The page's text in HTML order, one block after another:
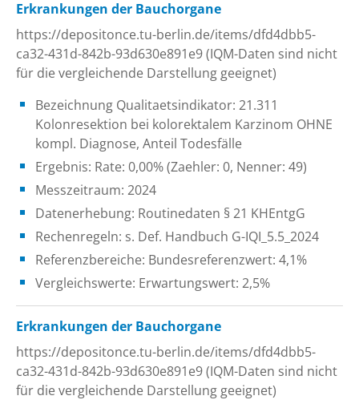
Erkrankungen der Bauchorgane
https://depositonce.tu-berlin.de/items/dfd4dbb5-
ca32-431d-842b-93d630e891e9 (IQM-Daten sind nicht
für die vergleichende Darstellung geeignet)
Bezeichnung Qualitaetsindikator: 21.311
Kolonresektion bei kolorektalem Karzinom OHNE
kompl. Diagnose, Anteil Todesfälle
Ergebnis: Rate: 0,00% (Zaehler: 0, Nenner: 49)
Messzeitraum: 2024
Datenerhebung: Routinedaten § 21 KHEntgG
Rechenregeln: s. Def. Handbuch G-IQI_5.5_2024
Referenzbereiche: Bundesreferenzwert: 4,1%
Vergleichswerte: Erwartungswert: 2,5%
Erkrankungen der Bauchorgane
https://depositonce.tu-berlin.de/items/dfd4dbb5-
ca32-431d-842b-93d630e891e9 (IQM-Daten sind nicht
für die vergleichende Darstellung geeignet)